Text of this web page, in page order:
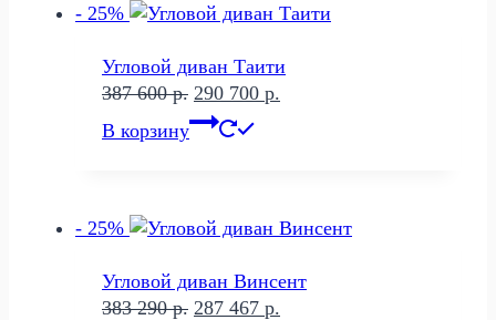
- 25%
Угловой диван Таити
387 600р. Первоначальная
цена
составляла
290 700 р.
В корзину
- 25%
Угловой диван Винсент
383 290р. Первоначальная
287 467 р.